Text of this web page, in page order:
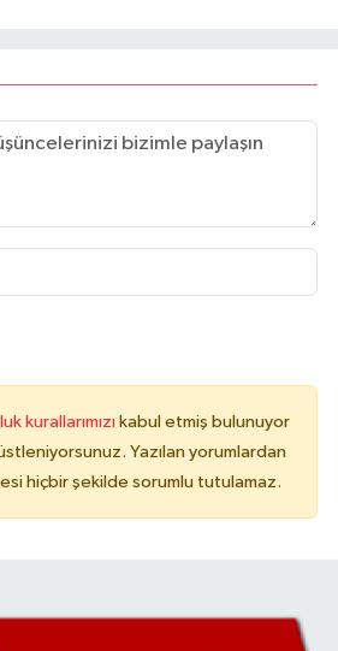
kurallarımızı kabul etmiş bulunuyor
Yazılan yorumlardan
hiçbir şekilde sorumlu tutulamaz.